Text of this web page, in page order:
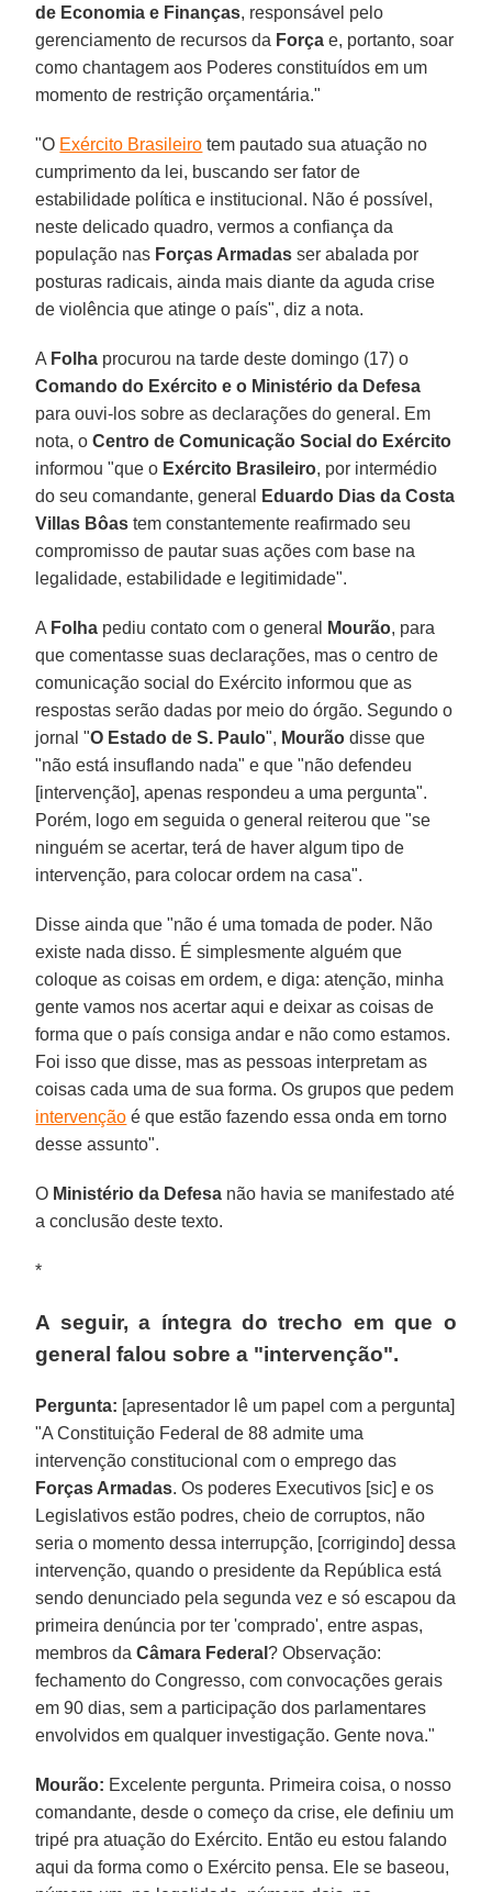
de Economia e Finanças, responsável pelo
gerenciamento de recursos da Força e, portanto, soar
como chantagem aos Poderes constituídos em um
momento de restrição orçamentária."
"O Exército Brasileiro tem pautado sua atuação no
cumprimento da lei, buscando ser fator de
estabilidade política e institucional. Não é possível,
neste delicado quadro, vermos a confiança da
população nas Forças Armadas ser abalada por
posturas radicais, ainda mais diante da aguda crise
de violência que atinge o país", diz a nota.
A Folha procurou na tarde deste domingo (17) o
Comando do Exército e o Ministério da Defesa
para ouvi-los sobre as declarações do general. Em
nota, oCentro de Comunicação Social do Exército
informou "que o Exército Brasileiro, por intermédio
do seu comandante, general
Eduardo Dias da Costa
Villas Bôas tem constantemente reafirmado seu
compromisso de pautar suas ações com base na
legalidade, estabilidade e legitimidade".
A Folha pediu contato com o general Mourão, para
que comentasse suas declarações, mas o centro de
comunicação social do Exército informou que as
respostas serão dadas por meio do órgão. Segundo o
jornal "O Estado de S. Paulo", Mourão disse que
"não está insuflando nada" e que "não defendeu
[intervenção], apenas respondeu a uma pergunta".
Porém, logo em seguida o general reiterou que "se
ninguém se acertar, terá de haver algum tipo de
intervenção, para colocar ordem na casa".
Disse ainda que "não é uma tomada de poder. Não
existe nada disso. É simplesmente alguém que
coloque as coisas em ordem, e diga: atenção, minha
gente vamos nos acertar aqui e deixar as coisas de
forma que o país consiga andar e não como estamos.
Foi isso que disse, mas as pessoas interpretam as
coisas cada uma de sua forma. Os grupos que pedem
intervenção é que estão fazendo essa onda em torno
desse assunto".
O Ministério da Defesa não havia se manifestado até
a conclusão deste texto.
*
A seguir, a íntegra do trecho em que o
general falou sobre a "intervenção".
Pergunta: [apresentador lê um papel com a pergunta]
"A Constituição Federal de 88 admite uma
intervenção constitucional com o emprego das
Forças Armadas. Os poderes Executivos [sic] e os
Legislativos estão podres, cheio de corruptos, não
seria o momento dessa interrupção, [corrigindo] dessa
intervenção, quando o presidente da República está
sendo denunciado pela segunda vez e só escapou da
primeira denúncia por ter 'comprado', entre aspas,
membros daCâmara Federal? Observação:
fechamento do Congresso, com convocações gerais
em 90 dias, sem a participação dos parlamentares
envolvidos em qualquer investigação. Gente nova."
Mourão: Excelente pergunta. Primeira coisa, o nosso
comandante, desde o começo da crise, ele definiu um
tripé pra atuação do Exército. Então eu estou falando
aqui da forma como o Exército pensa. Ele se baseou,